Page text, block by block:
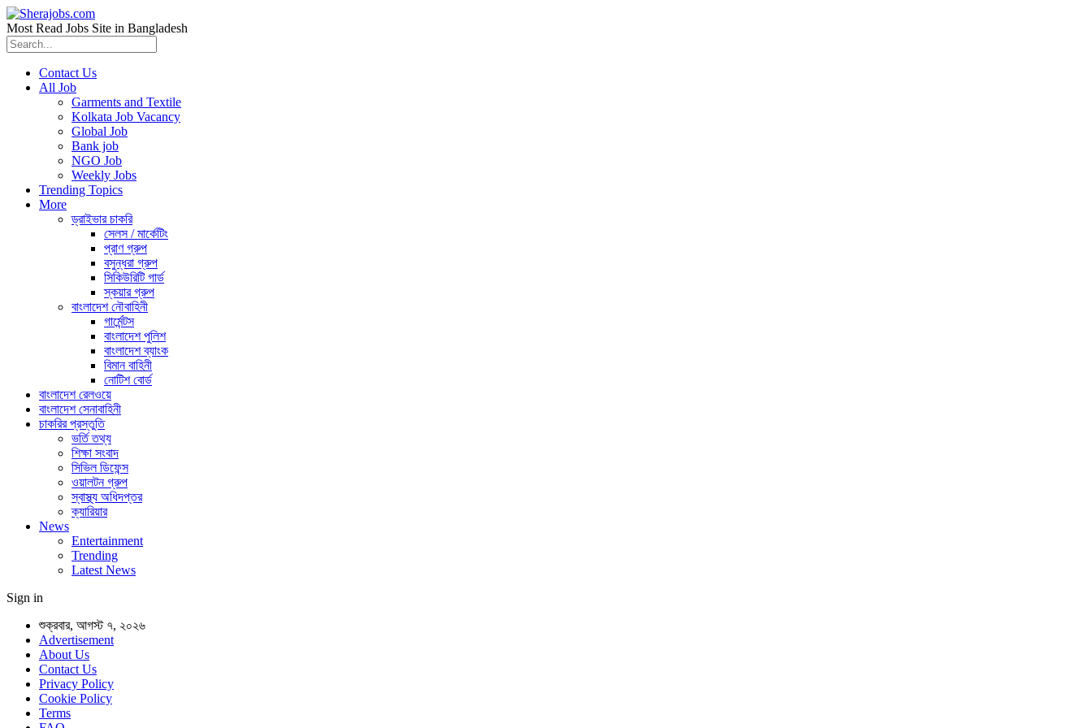
Most Read Jobs Site in Bangladesh
Contact Us
All Job
Garments and Textile
Kolkata Job Vacancy
Global Job
Bank job
NGO Job
Weekly Jobs
Trending Topics
More
ড্রাইভার চাকরি
সেলস / মার্কেটিং
প্রাণ গ্রুপ
বসুন্ধরা গ্রুপ
সিকিউরিটি গার্ড
স্কয়ার গ্রুপ
বাংলাদেশ নৌবাহিনী
গার্মেন্টস
বাংলাদেশ পুলিশ
বাংলাদেশ ব্যাংক
বিমান বাহিনী
নোটিশ বোর্ড
বাংলাদেশ রেলওয়ে
বাংলাদেশ সেনাবাহিনী
চাকরির প্রস্তুতি
ভর্তি তথ্য
শিক্ষা সংবাদ
সিভিল ডিফেন্স
ওয়ালটন গ্রুপ
স্বাস্থ্য অধিদপ্তর
ক্যারিয়ার
News
Entertainment
Trending
Latest News
Sign in
শুক্রবার, আগস্ট ৭, ২০২৬
Advertisement
About Us
Contact Us
Privacy Policy
Cookie Policy
Terms